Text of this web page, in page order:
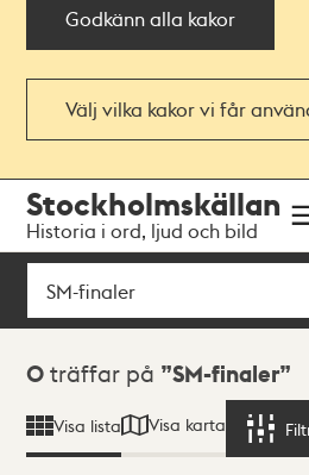
Godkänn alla kakor
Välj vilka kakor vi får
navigationen
huvudinnehållet
Stockholmskällan
Historia i ord, ljud och bild
Sök
Sökresultat
0 träffar på SM-finaler
Visa lista Visa karta